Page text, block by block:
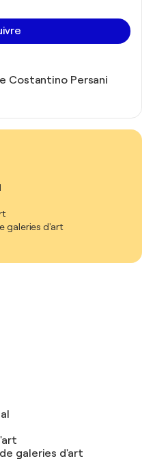
Costantino Persani
galeries d'art
galeries d'art